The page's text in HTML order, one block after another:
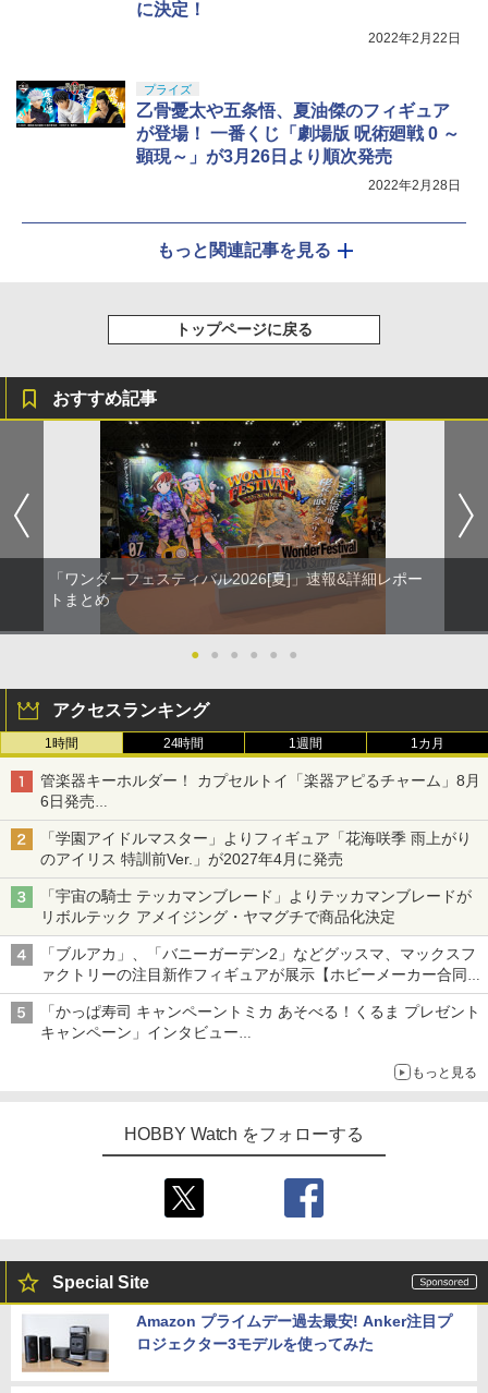
に決定！
2022年2月22日
プライズ
乙骨憂太や五条悟、夏油傑のフィギュア
が登場！ 一番くじ「劇場版 呪術廻戦 0 ～
顕現～」が3月26日より順次発売
2022年2月28日
もっと関連記事を見る
トップページに戻る
おすすめ記事
「ワンダーフェスティバル2026[夏]」速報&詳細レポー
トまとめ
● ● ● ● ● ●
アクセスランキング
1時間 24時間 1週間 1カ月
管楽器キーホルダー！ カプセルトイ「楽器アピるチャーム」8月
6日発売
チューバ、テナサクなど5種各3色
「学園アイドルマスター」よりフィギュア「花海咲季 雨上がり
のアイリス 特訓前Ver.」が2027年4月に発売
「宇宙の騎士 テッカマンブレード」よりテッカマンブレードが
リボルテック アメイジング・ヤマグチで商品化決定
「ブルアカ」、「バニーガーデン2」などグッスマ、マックスフ
ァクトリーの注目新作フィギュアが展示【ホビーメーカー合同展
示会】
「かっぱ寿司 キャンペーントミカ あそべる！くるま プレゼント
キャンペーン」インタビュー
もっと見る
HOBBY Watch をフォローする
Special Site
Amazon プライムデー過去最安! Anker注目プ
ロジェクター3モデルを使ってみた